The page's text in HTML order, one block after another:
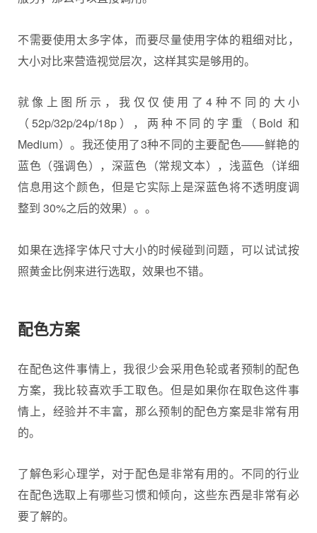
不需要使用太多字体，而要尽量使用字体的粗细对比，
大小对比来营造视觉层次，这样其实是够用的。
就像上图所示，我仅仅使用了4种不同的大小
（52p/32p/24p/18p），两种不同的字重（Bold 和
Medium）。我还使用了3种不同的主要配色——鲜艳的
蓝色（强调色），深蓝色（常规文本），浅蓝色（详细
信息用这个颜色，但是它实际上是深蓝色将不透明度调
整到 30%之后的效果）。。
如果在选择字体尺寸大小的时候碰到问题，可以试试按
照黄金比例来进行选取，效果也不错。
配色方案
在配色这件事情上，我很少会采用色轮或者预制的配色
方案，我比较喜欢手工取色。但是如果你在取色这件事
情上，经验并不丰富，那么预制的配色方案是非常有用
的。
了解色彩心理学，对于配色是非常有用的。不同的行业
在配色选取上有哪些习惯和倾向，这些东西是非常有必
要了解的。